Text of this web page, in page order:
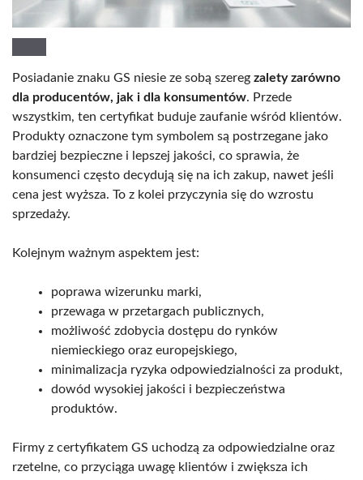
Posiadanie znaku GS niesie ze sobą szereg zalety zarówno
dla producentów, jak i dla konsumentów. Przede
wszystkim, ten certyfikat buduje zaufanie wśród klientów.
Produkty oznaczone tym symbolem są postrzegane jako
bardziej bezpieczne i lepszej jakości, co sprawia, że
konsumenci często decydują się na ich zakup, nawet jeśli
cena jest wyższa. To z kolei przyczynia się do wzrostu
sprzedaży.
Kolejnym ważnym aspektem jest:
poprawa wizerunku marki,
przewaga w przetargach publicznych,
możliwość zdobycia dostępu do rynków
niemieckiego oraz europejskiego,
minimalizacja ryzyka odpowiedzialności za produkt,
dowód wysokiej jakości i bezpieczeństwa
produktów.
Firmy z certyfikatem GS uchodzą za odpowiedzialne oraz
rzetelne, co przyciąga uwagę klientów i zwiększa ich